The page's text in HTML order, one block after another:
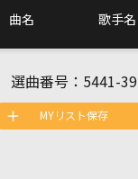
曲名 歌手名
選曲番号： 5441-39
MYリスト保存